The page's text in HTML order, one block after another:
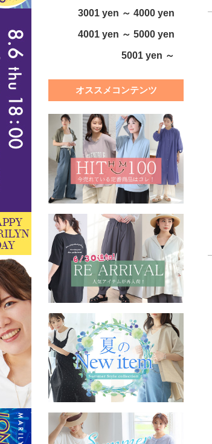
3001 yen ～ 4000 yen
4001 yen ～ 5000 yen
5001 yen ～
オススメコンテンツ